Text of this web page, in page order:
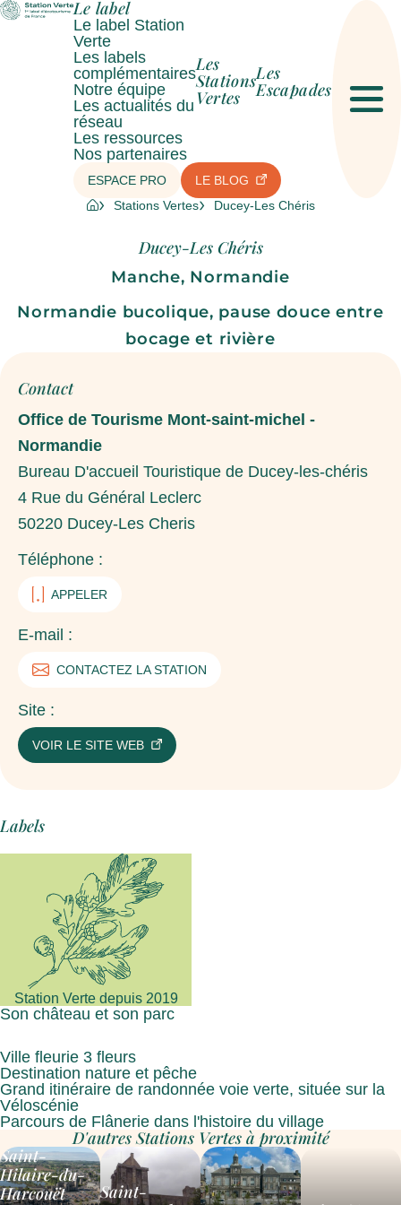
Le label
Le label Station
Verte
Les labels
complémentaires
Notre équipe
Les actualités du
réseau
Les ressources
Nos partenaires
Les
Stations
Vertes
Les
Escapades
ESPACE PRO LE BLOG
Stations Vertes Ducey-Les Chéris
Ducey-Les Chéris
Manche, Normandie
Normandie bucolique, pause douce entre
bocage et rivière
Contact
Office de Tourisme Mont-saint-michel -
Normandie
Bureau D'accueil Touristique de Ducey-les-chéris
4 Rue du Général Leclerc
50220 Ducey-Les Cheris
Téléphone :
APPELER
E-mail :
CONTACTEZ LA STATION
Site :
VOIR LE SITE WEB
Labels
Station Verte depuis 2019
Son château et son parc
Ville fleurie 3 fleurs
Destination nature et pêche
Grand itinéraire de randonnée voie verte, située sur la
Véloscénie
Parcours de Flânerie dans l'histoire du village
D'autres Stations Vertes à proximité
Saint-
Hilaire-du-
Harcouët
Saint-